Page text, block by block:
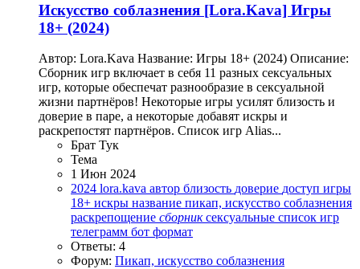
Искусство соблазнения [Lora.Kava] Игры
18+ (2024)
Автор: Lora.Kava Название: Игры 18+ (2024) Описание:
Сборник игр включает в себя 11 разных сексуальных
игр, которые обеспечат разнообразие в сексуальной
жизни партнёров! Некоторые игры усилят близость и
доверие в паре, а некоторые добавят искры и
раскрепостят партнёров. Список игр Alias...
Брат Тук
Тема
1 Июн 2024
2024 lora.kava автор близость доверие доступ игры
18+ искры название пикап, искусство соблазнения
раскрепощение сборник сексуальные список игр
телеграмм бот формат
Ответы: 4
Форум: Пикап, искусство соблазнения